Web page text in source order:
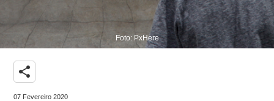
Foto: PxHere
share
07 Fevereiro 2020